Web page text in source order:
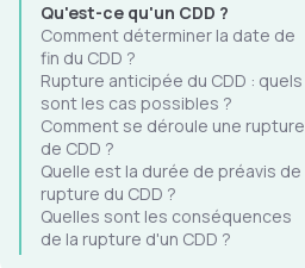
Qu'est-ce qu'un CDD ?
Comment déterminer la date de
fin du CDD ?
Rupture anticipée du CDD : quels
sont les cas possibles ?
Comment se déroule une rupture
de CDD ?
Quelle est la durée de préavis de
rupture du CDD ?
Quelles sont les conséquences
de la rupture d'un CDD ?